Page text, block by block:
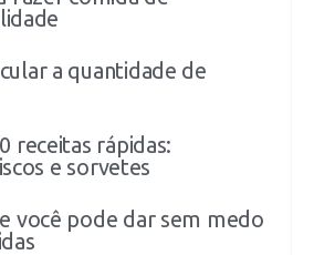
a quantidade de
receitas rápidas:
e sorvetes
você pode dar sem medo